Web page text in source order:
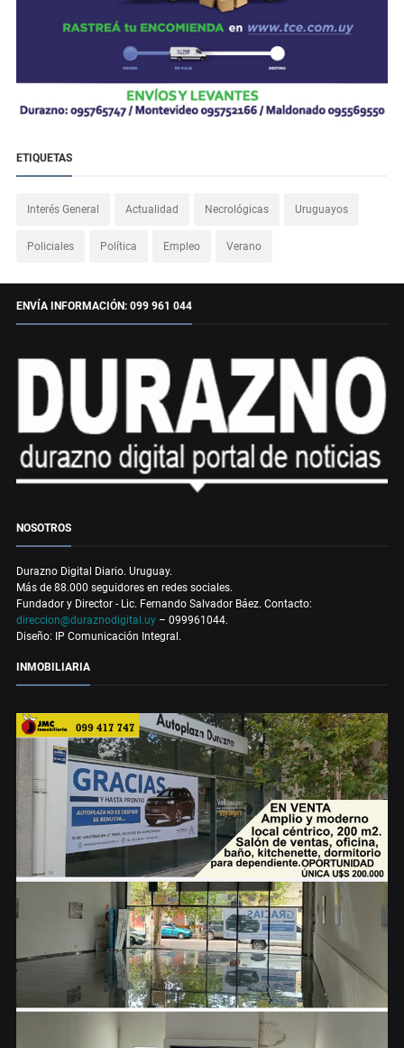
ETIQUETAS
Interés General Actualidad Necrológicas Uruguayos
Policiales Política Empleo Verano
ENVÍA INFORMACIÓN: 099 961 044
NOSOTROS
Durazno Digital Diario. Uruguay.
Más de 88.000 seguidores en redes sociales.
Fundador y Director - Lic. Fernando Salvador Báez. Contacto:
direccion@duraznodigital.uy – 099961044.
Diseño: IP Comunicación Integral.
INMOBILIARIA